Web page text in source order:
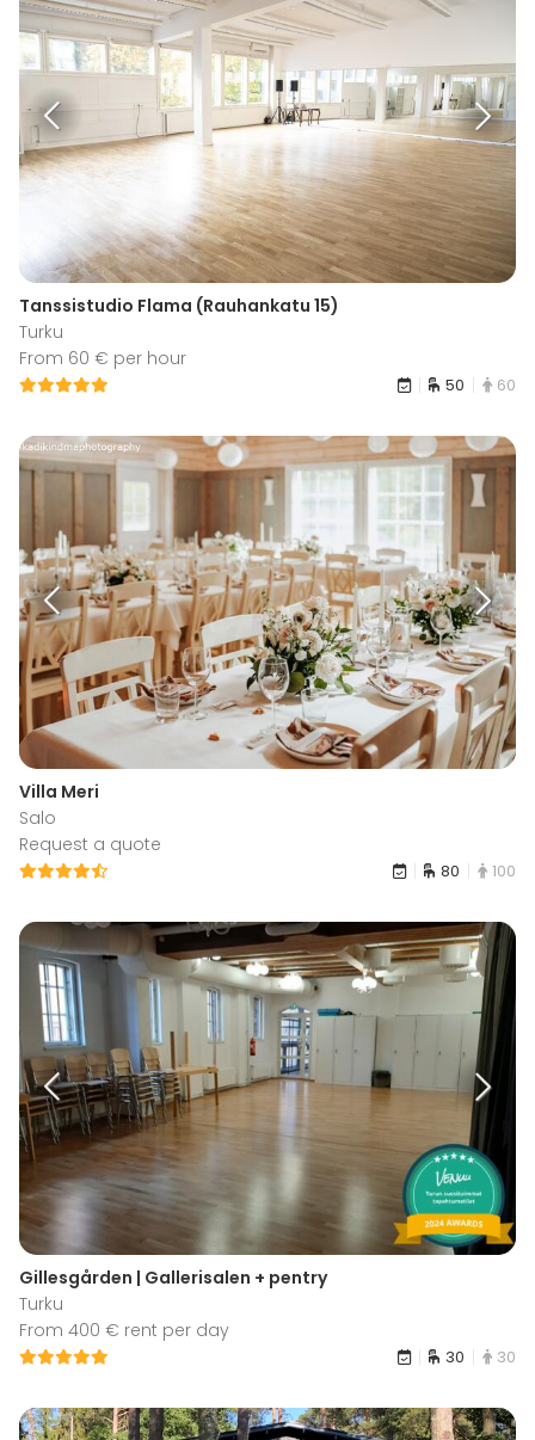
Tanssistudio Flama (Rauhankatu 15)
Turku
From 60 € per hour
50 60
Villa Meri
Salo
Request a quote
80 100
Gillesgården | Gallerisalen + pentry
Turku
From 400 € rent per day
30 30